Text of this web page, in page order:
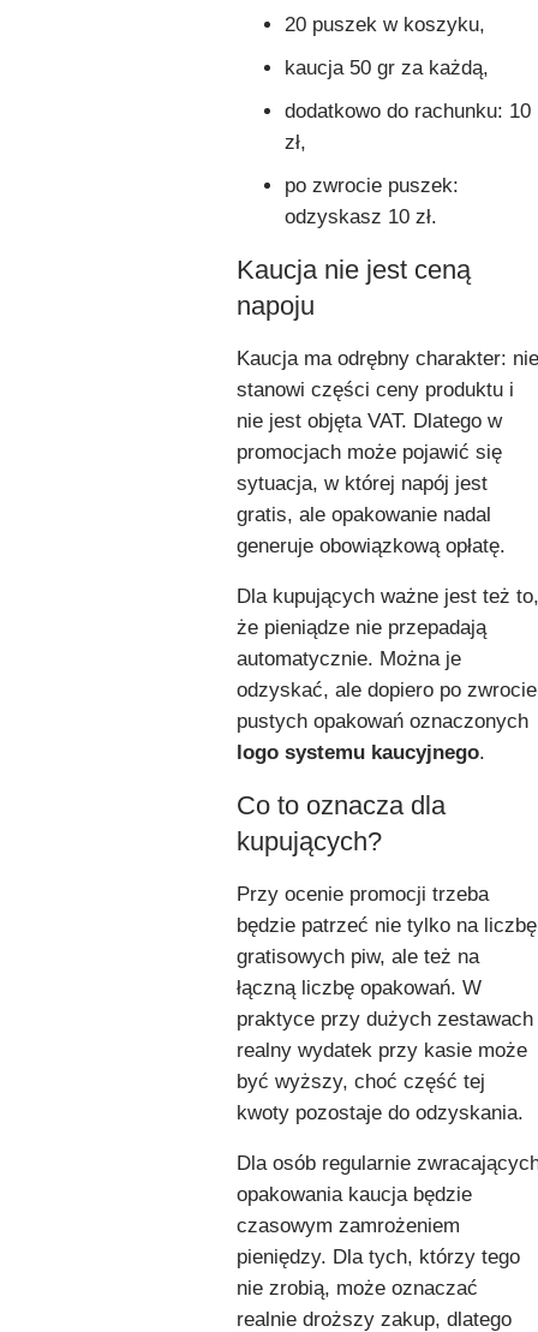
20 puszek w koszyku,
kaucja 50 gr za każdą,
dodatkowo do rachunku: 10
zł,
po zwrocie puszek:
odzyskasz 10 zł.
Kaucja nie jest ceną
napoju
Kaucja ma odrębny charakter: nie
stanowi części ceny produktu i
nie jest objęta VAT. Dlatego w
promocjach może pojawić się
sytuacja, w której napój jest
gratis, ale opakowanie nadal
generuje obowiązkową opłatę.
Dla kupujących ważne jest też to,
że pieniądze nie przepadają
automatycznie. Można je
odzyskać, ale dopiero po zwrocie
pustych opakowań oznaczonych
logo systemu kaucyjnego.
Co to oznacza dla
kupujących?
Przy ocenie promocji trzeba
będzie patrzeć nie tylko na liczbę
gratisowych piw, ale też na
łączną liczbę opakowań. W
praktyce przy dużych zestawach
realny wydatek przy kasie może
być wyższy, choć część tej
kwoty pozostaje do odzyskania.
Dla osób regularnie
opakowania kaucja będzie
czasowym zamrożeniem
pieniędzy. Dla tych, którzy tego
nie zrobią, może oznaczać
realnie droższy zakup, dlatego